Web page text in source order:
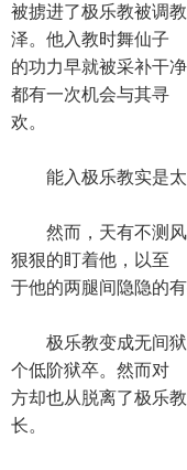
被掳进了极乐教被调
泽。他入教时舞仙子
的功力早就被采补干
都有一次机会与其寻
欢。
能入极乐教实是太
然而，天有不测风
狠狠的盯着他，以至
于他的两腿间隐隐的有
极乐教变成无间狱
个低阶狱卒。然而对
方却也从脱离了极乐
长。